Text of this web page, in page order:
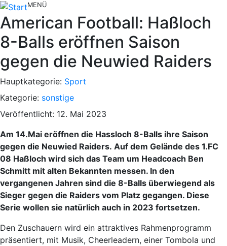
MENÜ
American Football: Haßloch
8-Balls eröffnen Saison
gegen die Neuwied Raiders
Hauptkategorie: Sport
Kategorie: sonstige
Veröffentlicht: 12. Mai 2023
Am 14.Mai eröffnen die Hassloch 8-Balls ihre Saison
gegen die Neuwied Raiders. Auf dem Gelände des 1.FC
08 Haßloch wird sich das Team um Headcoach Ben
Schmitt mit alten Bekannten messen. In den
vergangenen Jahren sind die 8-Balls überwiegend als
Sieger gegen die Raiders vom Platz gegangen. Diese
Serie wollen sie natürlich auch in 2023 fortsetzen.
Den Zuschauern wird ein attraktives Rahmenprogramm
präsentiert, mit Musik, Cheerleadern, einer Tombola und